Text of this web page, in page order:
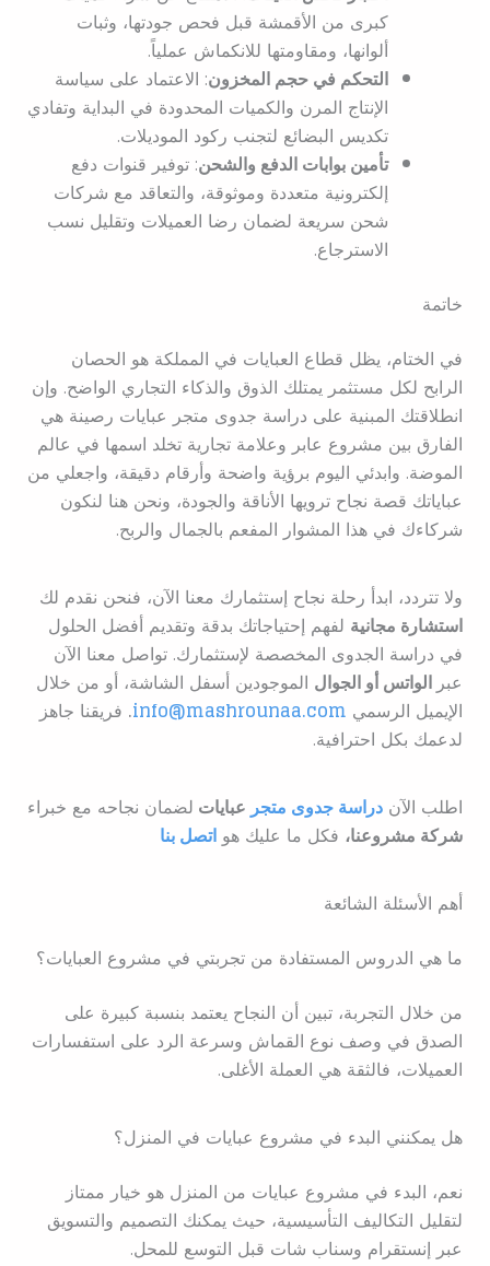
كبرى من الأقمشة قبل فحص جودتها، وثبات
ألوانها، ومقاومتها للانكماش عملياً.
التحكم في حجم المخزون: الاعتماد على سياسة
الإنتاج المرن والكميات المحدودة في البداية وتفادي
تكديس البضائع لتجنب ركود الموديلات.
تأمين بوابات الدفع والشحن: توفير قنوات دفع
إلكترونية متعددة وموثوقة، والتعاقد مع شركات
شحن سريعة لضمان رضا العميلات وتقليل نسب
الاسترجاع.
خاتمة
في الختام، يظل قطاع العبايات في المملكة هو الحصان
الرابح لكل مستثمر يمتلك الذوق والذكاء التجاري الواضح. وإن
انطلاقتك المبنية على دراسة جدوى متجر عبايات رصينة هي
الفارق بين مشروع عابر وعلامة تجارية تخلد اسمها في عالم
الموضة. وابدئي اليوم برؤية واضحة وأرقام دقيقة، واجعلي من
عباياتك قصة نجاح ترويها الأناقة والجودة، ونحن هنا لنكون
شركاءك في هذا المشوار المفعم بالجمال والربح.
ولا تتردد، ابدأ رحلة نجاح إستثمارك معنا الآن، فنحن نقدم لك
استشارة مجانيةلفهم إحتياجاتك بدقة وتقديم أفضل الحلول
في دراسة الجدوى المخصصة لإستثمارك. تواصل معنا الآن
عبرالواتس أو الجوالالموجودين أسفل الشاشة، أو من خلال
الإيميل الرسمي info@mashrounaa.com
.فريقنا جاهز
لدعمك بكل احترافية.
اطلب الآن دراسة جدوى متجرعبايات لضمان نجاحه مع خبراء
شركة مشروعنا،فكل ما عليك هو اتصل بنا
أهم الأسئلة الشائعة
ما هي الدروس المستفادة من تجربتي في مشروع العبايات؟
من خلال التجربة، تبين أن النجاح يعتمد بنسبة كبيرة على
الصدق في وصف نوع القماش وسرعة الرد على استفسارات
العميلات، فالثقة هي العملة الأغلى.
هل يمكنني البدء في مشروع عبايات في المنزل؟
نعم، البدء في مشروع عبايات من المنزل هو خيار ممتاز
لتقليل التكاليف التأسيسية، حيث يمكنك التصميم والتسويق
عبر إنستقرام وسناب شات قبل التوسع للمحل.